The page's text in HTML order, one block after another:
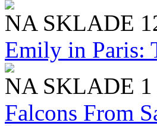
NA SKLADE
Emily in Paris:
NA SKLADE
Falcons From